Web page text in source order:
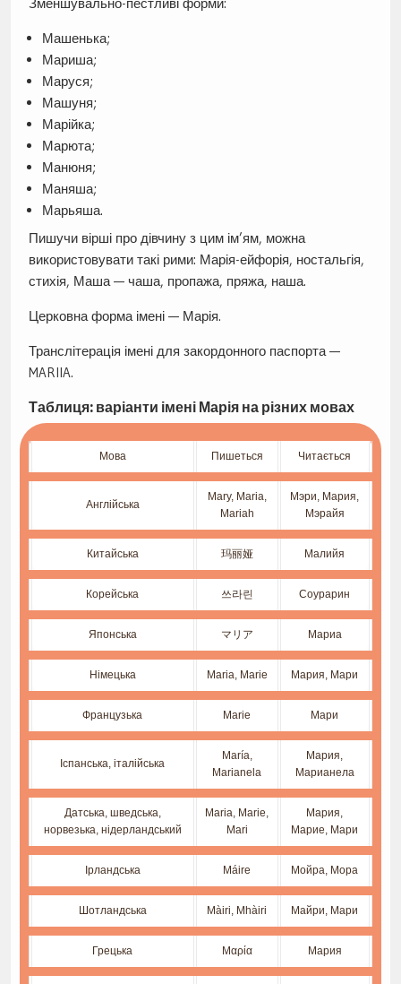
Машенька;
Мариша;
Маруся;
Машуня;
Марійка;
Марюта;
Манюня;
Маняша;
Марьяша.
Пишучи вірші про дівчину з цим ім’ям, можна
використовувати такі рими: Марія-ейфорія, ностальгія,
стихія, Маша — чаша, пропажа, пряжа, наша.
Церковна форма імені — Марія.
Транслітерація імені для закордонного паспорта —
MARIIA.
Таблиця: варіанти імені Марія на різних мовах
Мова Пишеться Читається
Англійська
Mary, Maria,
Mariah
Мэри, Мария,
Мэрайя
Китайська 玛丽娅 Малийя
Корейська 쓰라린 Соурарин
Японська マリア Мариа
Німецька Maria, Marie Мария, Мари
Французька Marie Мари
Іспанська, італійська
María,
Marianela
Мария,
Марианела
Датська, шведська,
норвезька, нідерландський
Maria, Marie,
Mari
Мария,
Марие, Мари
Ірландська Máire Мойра, Мора
Шотландська Màiri, Mhàiri Майри, Мари
Грецька Μαρία Мария